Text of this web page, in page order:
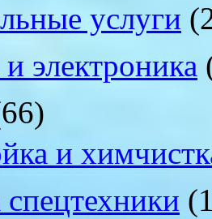
услуги
электроника
и